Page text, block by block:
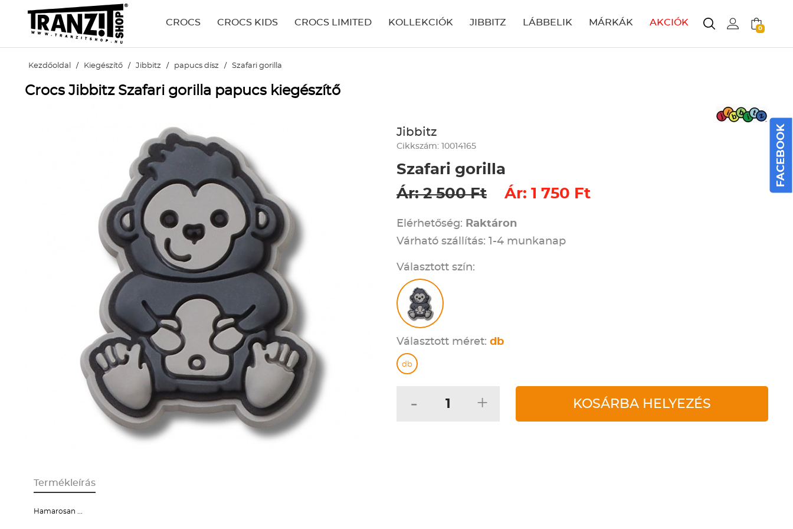
CROCS CROCS KIDS CROCS LIMITED KOLLEKCIÓK JIBBITZ LÁBBELIK MÁRKÁK AKCIÓK
0
Kezdőoldal / Kiegészítő / Jibbitz / papucs dísz / Szafari gorilla
Crocs Jibbitz Szafari gorilla papucs kiegészítő
Jibbitz
Cikkszám: 10014165
Szafari gorilla
Ár: 2 500 Ft
Ár: 1 750 Ft
Elérhetőség: Raktáron
Várható szállítás: 1-4 munkanap
Választott szín:
Választott méret: db
db
- + KOSÁRBA HELYEZÉS
Termékleírás
Hamarosan ...
FACEBOOK